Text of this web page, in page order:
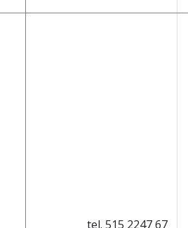
tel. 515 2247 67